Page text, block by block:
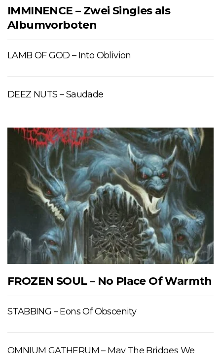
IMMINENCE – Zwei Singles als
Albumvorboten
LAMB OF GOD – Into Oblivion
DEEZ NUTS – Saudade
FROZEN SOUL – No Place Of Warmth
STABBING – Eons Of Obscenity
OMNIUM GATHERUM – May The Bridges We